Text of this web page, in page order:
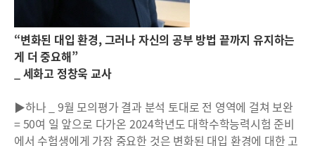
“변화된 대입 환경, 그러나 자신의 공부 방법 끝까지 유지하는
게 더 중요해”
_ 세화고 정창욱 교사
▶하나 _ 9월 모의평가 결과 분석 토대로 전 영역에 걸쳐 보완
= 50여 일 앞으로 다가온 2024학년도 대학수학능력시험 준비
에서 수험생에게 가장 중요한 것은 변화된 대입 환경에 대한 고